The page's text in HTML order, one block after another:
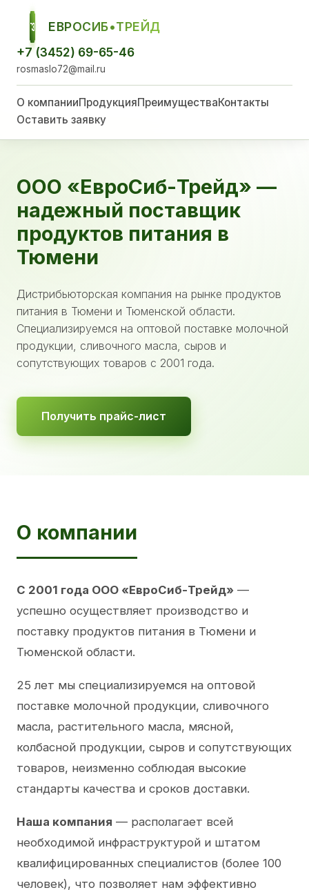
ЕСТ
ЕВРОСИБ•ТРЕЙД
+7 (3452) 69-65-46
rosmaslo72@mail.ru
О компанииПродукцияПреимуществаКонтакты
Оставить заявку
ООО «ЕвроСиб-Трейд» —
надежный поставщик
продуктов питания в
Тюмени
Дистрибьюторская компания на рынке продуктов
питания в Тюмени и Тюменской области.
Специализируемся на оптовой поставке молочной
продукции, сливочного масла, сыров и
сопутствующих товаров с 2001 года.
Получить прайс-лист
О компании
С 2001 года ООО «ЕвроСиб-Трейд» —
успешно осуществляет производство и
поставку продуктов питания в Тюмени и
Тюменской области.
25 лет мы специализируемся на оптовой
поставке молочной продукции, сливочного
масла, растительного масла, мясной,
колбасной продукции, сыров и сопутствующих
товаров, неизменно соблюдая высокие
стандарты качества и сроков доставки.
Наша компания — располагает всей
необходимой инфраструктурой и штатом
квалифицированных специалистов (более 100
человек), что позволяет нам эффективно